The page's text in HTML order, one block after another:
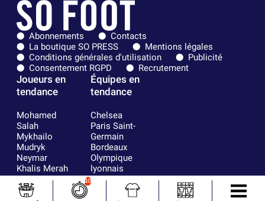
Abonnements
Contacts
La boutique SO PRESS
Mentions légales
Conditions générales d'utilisation
Publicité
Consentement RGPD
Recrutement
Joueurs en
tendance
Mohamed
Salah
Mykhailo
Mudryk
Neymar
Khalis Merah
Loïs Openda
Moussa
Équipes en
tendance
Chelsea
Paris Saint-
Germain
Bordeaux
Olympique
lyonnais
FIFA
Real Madrid
10